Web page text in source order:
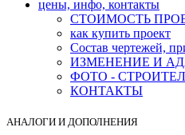
цены, инфо, контакты
СТОИМОСТЬ
как купить проект
Состав чертежей,
ИЗМЕНЕНИЕ И
ФОТО -
КОНТАКТЫ
АНАЛОГИ И ДОПОЛНЕНИЯ